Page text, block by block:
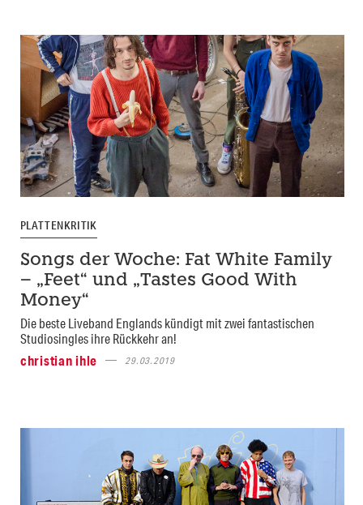
PLATTENKRITIK
Songs der Woche: Fat White Family
– „Feet“ und „Tastes Good With
Money“
Die beste Liveband Englands kündigt mit zwei fantastischen
Studiosingles ihre Rückkehr an!
christian ihle
29.03.2019